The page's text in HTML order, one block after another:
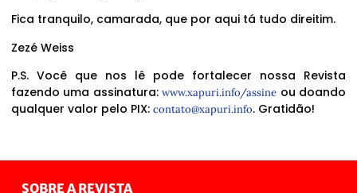
Fica tranquilo, camarada, que por aqui tá tudo direitim.
Zezé Weiss
P.S. Você que nos lê pode fortalecer nossa Revista
fazendo uma assinatura:www.xapuri.info/assine ou doando
qualquer valor pelo PIX: contato@xapuri.info. Gratidão!
SOBRE A REVISTA